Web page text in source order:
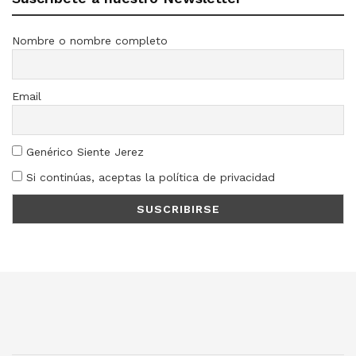
Nombre o nombre completo
Email
Genérico Siente Jerez
Si continúas, aceptas la política de privacidad